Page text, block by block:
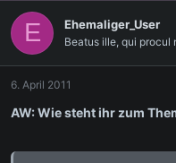
E Ehemaliger_User
Beatus ille, qui procul
6. April 2011
AW: Wie steht ihr zum